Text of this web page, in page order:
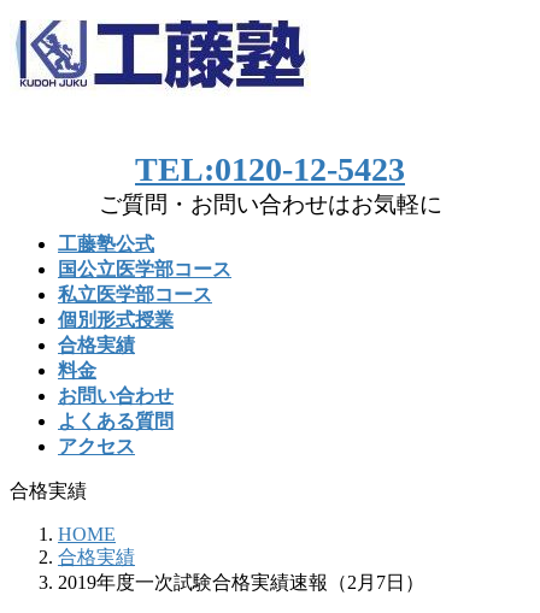
コ
ン
テ
ナ
ビ
ゲ
TEL:0120-12-5423
ご質問・お問い合わせはお気軽に
工藤塾公式
国公立医学部コース
私立医学部コース
個別形式授業
合格実績
料金
お問い合わせ
よくある質問
アクセス
合格実績
HOME
合格実績
2019年度一次試験合格実績速報（2月7日）